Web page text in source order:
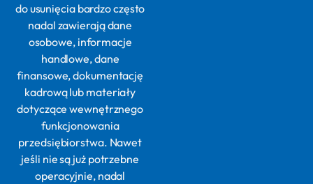
do usunięcia bardzo często
nadal zawierają dane
osobowe, informacje
handlowe, dane
finansowe, dokumentację
kadrową lub materiały
dotyczące wewnętrznego
funkcjonowania
przedsiębiorstwa. Nawet
jeśli nie są już potrzebne
operacyjnie, nadal